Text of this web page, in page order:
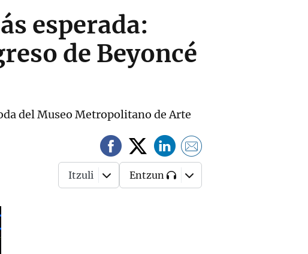
esperada:
de Beyoncé
del Museo Metropolitano de Arte
Itzuli Entzun